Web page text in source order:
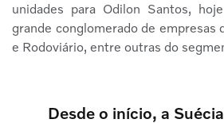
unidades para Odilon Santos,
grande conglomerado de empresas
e Rodoviário, entre outras do
Desde o início, a